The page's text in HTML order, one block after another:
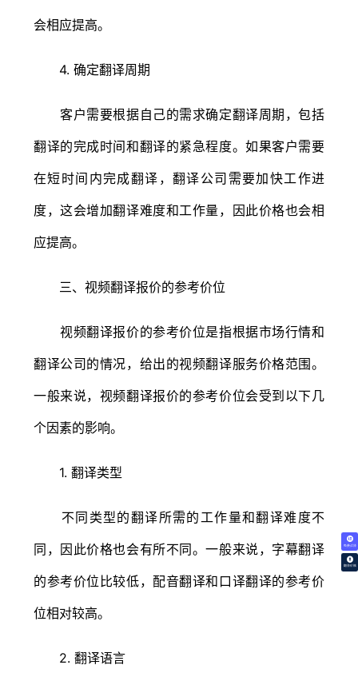
免费试译
翻译价格
会相应提高。
4. 确定翻译周期
客户需要根据自己的需求确定翻译周期，包括
翻译的完成时间和翻译的紧急程度。如果客户需要
在短时间内完成翻译，翻译公司需要加快工作进
度，这会增加翻译难度和工作量，因此价格也会相
应提高。
三、视频翻译报价的参考价位
视频翻译报价的参考价位是指根据市场行情和
翻译公司的情况，给出的视频翻译服务价格范围。
一般来说，视频翻译报价的参考价位会受到以下几
个因素的影响。
1. 翻译类型
不同类型的翻译所需的工作量和翻译难度不
同，因此价格也会有所不同。一般来说，字幕翻译
的参考价位比较低，配音翻译和口译翻译的参考价
位相对较高。
2. 翻译语言